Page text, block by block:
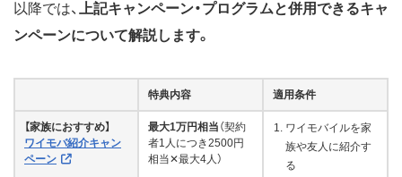
以降では、
上記キャンペーン・プログラムと併用できるキャ
ンペーンについて解説します。
特典内容 適用条件
【家族におすすめ】
ワイモバ紹介キャン
ペーン
最大1万円相当 （契約
者1人につき2500円
相当✕最大4人）
ワイモバイルを家
族や友人に紹介す
る